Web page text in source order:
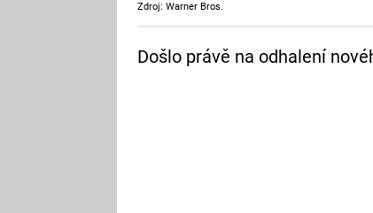
Zdroj: Warner Bros.
Došlo právě na odhalení